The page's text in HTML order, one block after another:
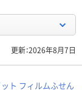
更新：2026年8月7日
ット フィルムふせん